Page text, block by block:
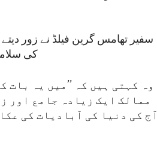
سفیر تھامس گرین فیلڈ نے زور
کی
وہ کہتی ہیں کہ ’’میں یہ
ممالک ایک زیادہ جامع اور
آج کی دنیا کی آبادیات کی